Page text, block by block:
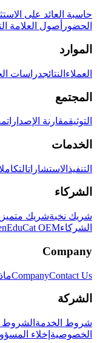
حاسبة العائد على
الحضور أصول العلامة
الموارد
العملاء النتائجدراسات
المجتمع
التوثيقمقارنة الإصدارات
الخدمات
التنفيذ الاستشارات
الشركاء
شريك نخبةشريك متميز
الشركاءOEM
Company
CompanyContact Us
الشركة
شروط الخدمة الشروط
الخصوصية إخلاء